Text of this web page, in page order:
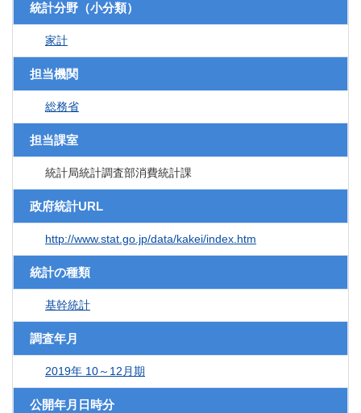
統計分野（小分類）
家計
担当機関
総務省
担当課室
統計局統計調査部消費統計課
政府統計URL
http://www.stat.go.jp/data/kakei/index.htm
統計の種類
基幹統計
調査年月
2019年 10～12月期
公開年月日時分